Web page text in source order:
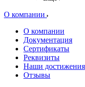
О компании
О компании
Документация
Сертификаты
Реквизиты
Наши достижения
Отзывы